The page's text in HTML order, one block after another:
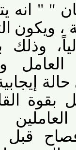
" انه
وذلك
بقوة
قبل